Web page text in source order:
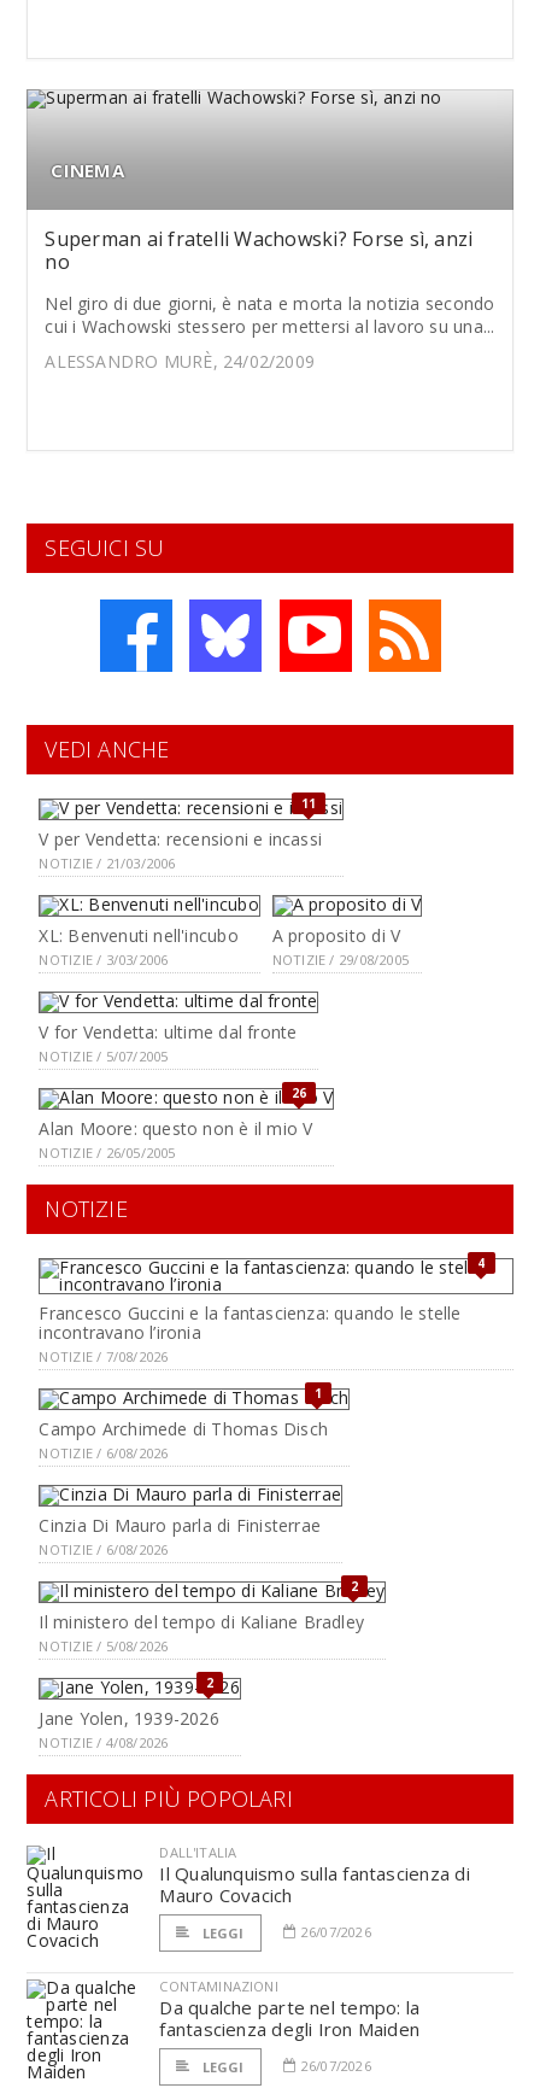
CINEMA
Superman ai fratelli Wachowski? Forse sì, anzi
no
Nel giro di due giorni, è nata e morta la notizia secondo
cui i Wachowski stessero per mettersi al lavoro su una...
ALESSANDRO MURÈ, 24/02/2009
SEGUICI SU
VEDI ANCHE
11
V per Vendetta: recensioni e incassi
NOTIZIE / 21/03/2006
XL: Benvenuti nell'incubo
NOTIZIE / 3/03/2006
A proposito di V
NOTIZIE / 29/08/2005
V for Vendetta: ultime dal fronte
NOTIZIE / 5/07/2005
26
Alan Moore: questo non è il mio V
NOTIZIE / 26/05/2005
NOTIZIE
4
Francesco Guccini e la fantascienza: quando le stelle
incontravano l’ironia
NOTIZIE / 7/08/2026
1
Campo Archimede di Thomas Disch
NOTIZIE / 6/08/2026
Cinzia Di Mauro parla di Finisterrae
NOTIZIE / 6/08/2026
2
Il ministero del tempo di Kaliane Bradley
NOTIZIE / 5/08/2026
2
Jane Yolen, 1939-2026
NOTIZIE / 4/08/2026
ARTICOLI PIÙ POPOLARI
DALL'ITALIA
Il Qualunquismo sulla fantascienza di
Mauro Covacich
LEGGI 26/07/2026
CONTAMINAZIONI
Da qualche parte nel tempo: la
fantascienza degli Iron Maiden
LEGGI 26/07/2026